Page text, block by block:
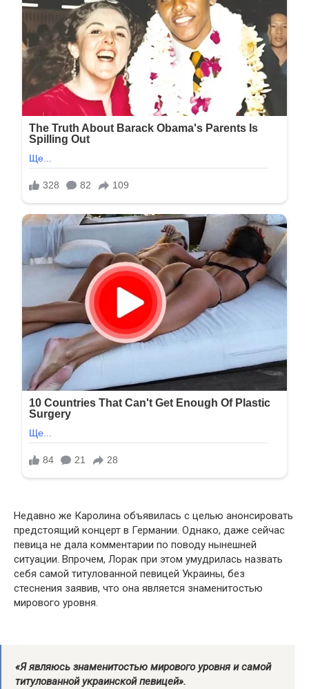
Недавно же Каролина объявилась с целью анонсировать
предстоящий концерт в Германии. Однако, даже сейчас
певица не дала комментарии по поводу нынешней
ситуации. Впрочем, Лорак при этом умудрилась назвать
себя самой титулованной певицей Украины, без
стеснения заявив, что она является знаменитостью
мирового уровня.
«Я являюсь знаменитостью мирового уровня и самой
титулованной украинской певицей».